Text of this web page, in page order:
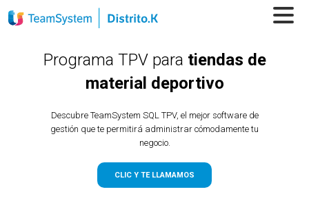
Programa TPV para tiendas de
material deportivo
Descubre TeamSystem SQL TPV, el mejor software de
gestión que te permitirá administrar cómodamente tu
negocio.
CLIC Y TE LLAMAMOS